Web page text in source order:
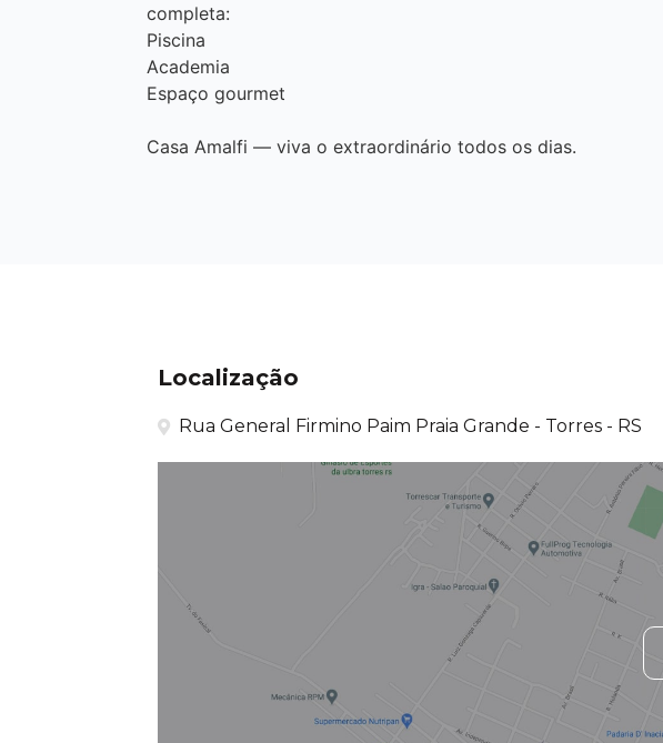
completa:
Piscina
Academia
Espaço gourmet
Casa Amalfi — viva o extraordinário todos os dias.
Localização
Rua General Firmino Paim Praia Grande - Torres - RS